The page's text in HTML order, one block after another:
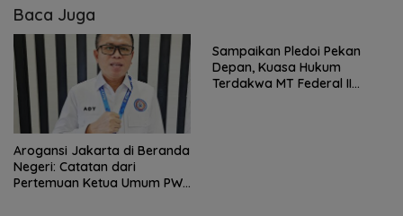
Baca Juga
Arogansi Jakarta di Beranda
Negeri: Catatan dari
Pertemuan Ketua Umum PWI
Sampaikan Pledoi Pekan
Depan, Kuasa Hukum
Terdakwa MT Federal II